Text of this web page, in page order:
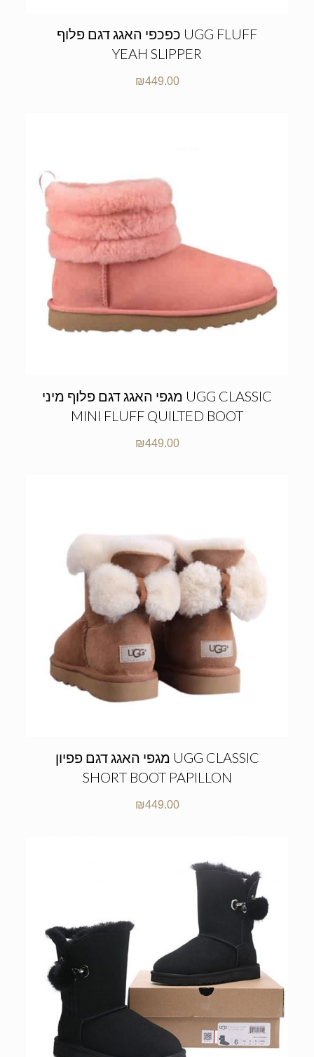
כפכפי האגג דגם פלוף UGG FLUFF
YEAH SLIPPER
₪449.00
מגפי האגג דגם פלוף מיני UGG CLASSIC
MINI FLUFF QUILTED BOOT
₪449.00
מגפי האגג דגם פפיון UGG CLASSIC
SHORT BOOT PAPILLON
₪449.00